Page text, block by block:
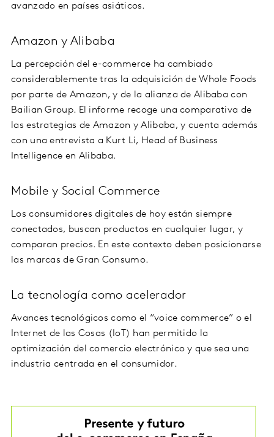
avanzado en países asiáticos.
Amazon y Alibaba
La percepción del e-commerce ha cambiado
considerablemente tras la adquisición de Whole Foods
por parte de Amazon, y de la alianza de Alibaba con
Bailian Group. El informe recoge una comparativa de
las estrategias de Amazon y Alibaba, y cuenta además
con una entrevista a Kurt Li, Head of Business
Intelligence en Alibaba.
Mobile y Social Commerce
Los consumidores digitales de hoy están siempre
conectados, buscan productos en cualquier lugar, y
comparan precios. En este contexto deben posicionarse
las marcas de Gran Consumo.
La tecnología como acelerador
Avances tecnológicos como el “voice commerce” o el
Internet de las Cosas (IoT) han permitido la
optimización del comercio electrónico y que sea una
industria centrada en el consumidor.